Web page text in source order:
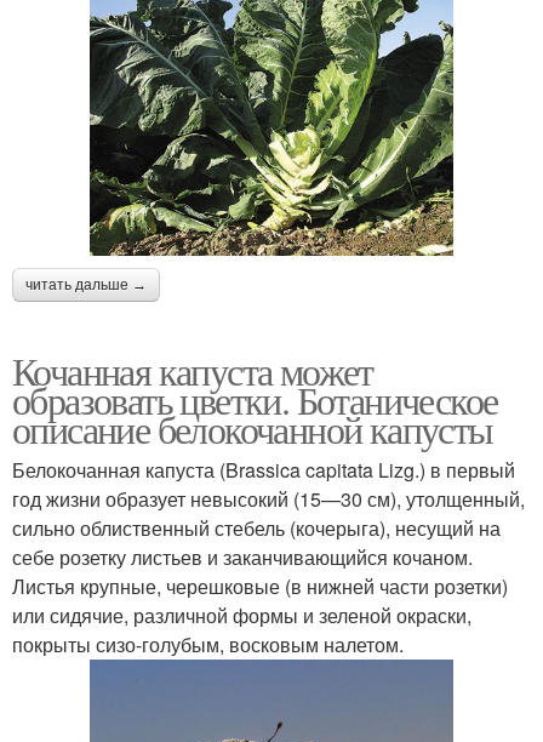
читать дальше →
Кочанная капуста может
образовать цветки. Ботаническое
описание белокочанной капусты
Белокочанная капуста (Brassica capitata Lizg.) в первый
год жизни образует невысокий (15—30 см), утолщенный,
сильно облиственный стебель (кочерыга), несущий на
себе розетку листьев и заканчивающийся кочаном.
Листья крупные, черешковые (в нижней части розетки)
или сидячие, различной формы и зеленой окраски,
покрыты сизо-голубым, восковым налетом.